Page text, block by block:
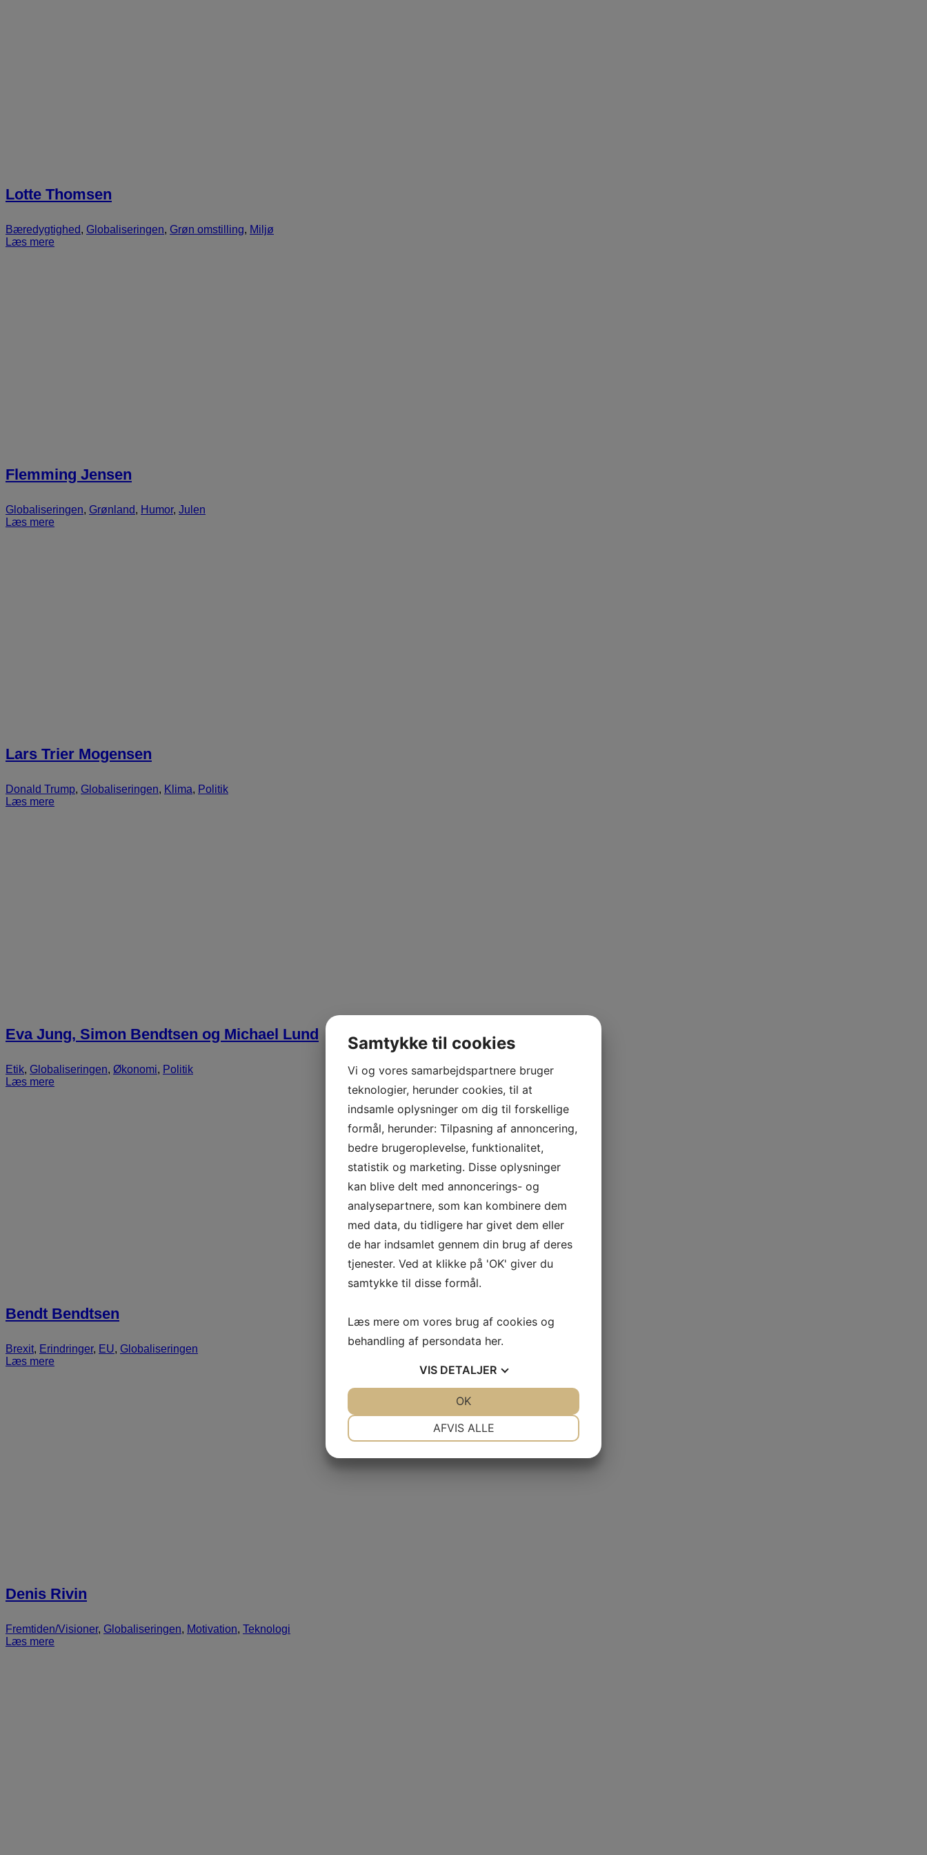
Lotte Thomsen
Bæredygtighed, Globaliseringen, Grøn omstilling, Miljø
Læs mere
Flemming Jensen
Globaliseringen, Grønland, Humor, Julen
Læs mere
Lars Trier Mogensen
Donald Trump, Globaliseringen, Klima, Politik
Læs mere
Eva Jung, Simon Bendtsen og Michael Lund
Etik, Globaliseringen, Økonomi, Politik
Læs mere
Bendt Bendtsen
Brexit, Erindringer, EU, Globaliseringen
Læs mere
Denis Rivin
Fremtiden/Visioner, Globaliseringen, Motivation, Teknologi
Læs mere
Samtykke til cookies
Vi og vores samarbejdspartnere bruger
teknologier, herunder cookies, til at
indsamle oplysninger om dig til forskellige
formål, herunder: Tilpasning af annoncering,
bedre brugeroplevelse, funktionalitet,
statistik og marketing. Disse oplysninger
kan blive delt med annoncerings- og
analysepartnere, som kan kombinere dem
med data, du tidligere har givet dem eller
de har indsamlet gennem din brug af deres
tjenester. Ved at klikke på 'OK' giver du
samtykke til disse formål.
Læs mere om vores brug af cookies og
behandling af persondata her.
VIS DETALJER
AFVIS ALLE
OK